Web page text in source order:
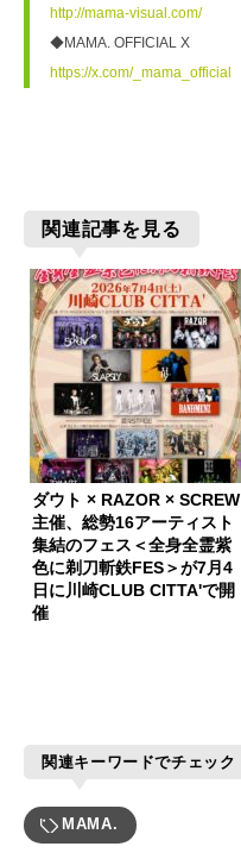
http://mama-visual.com/
https://x.com/_mama_official
関連記事を見る
ダウト × RAZOR × SCREW
主催、総勢16アーティスト
集結のフェス＜全身全霊紫
色に剃刀斬鉄FES＞が7月4
日に川崎CLUB CITTA'で開
催
関連キーワードでチェック
MAMA.